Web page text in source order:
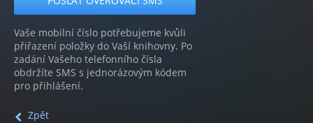
Vaše mobilní číslo potřebujeme kvůli
přiřazení položky do Vaší knihovny. Po
zadání Vašeho telefonního čísla
obdržíte SMS s jednorázovým kódem
pro přihlášení.
Zpět